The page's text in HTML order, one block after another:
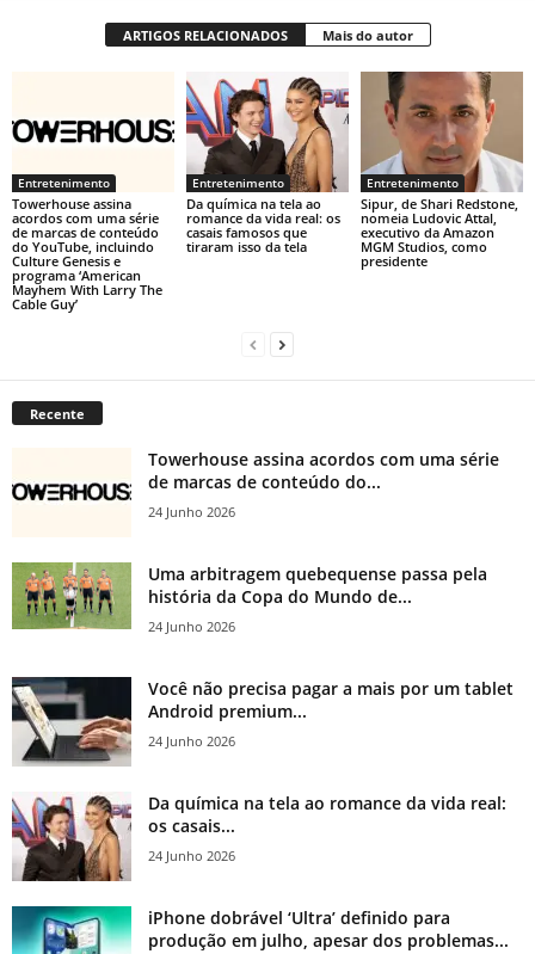
ARTIGOS RELACIONADOS Mais do autor
Entretenimento
Towerhouse assina
acordos com uma série
de marcas de conteúdo
do YouTube, incluindo
Culture Genesis e
programa ‘American
Mayhem With Larry The
Cable Guy’
Entretenimento
Da química na tela ao
romance da vida real: os
casais famosos que
tiraram isso da tela
Entretenimento
Sipur, de Shari Redstone,
nomeia Ludovic Attal,
executivo da Amazon
MGM Studios, como
presidente
Recente
Towerhouse assina acordos com uma série
de marcas de conteúdo do...
24 Junho 2026
Uma arbitragem quebequense passa pela
história da Copa do Mundo de...
24 Junho 2026
Você não precisa pagar a mais por um tablet
Android premium...
24 Junho 2026
Da química na tela ao romance da vida real:
os casais...
24 Junho 2026
iPhone dobrável ‘Ultra’ definido para
produção em julho, apesar dos problemas...